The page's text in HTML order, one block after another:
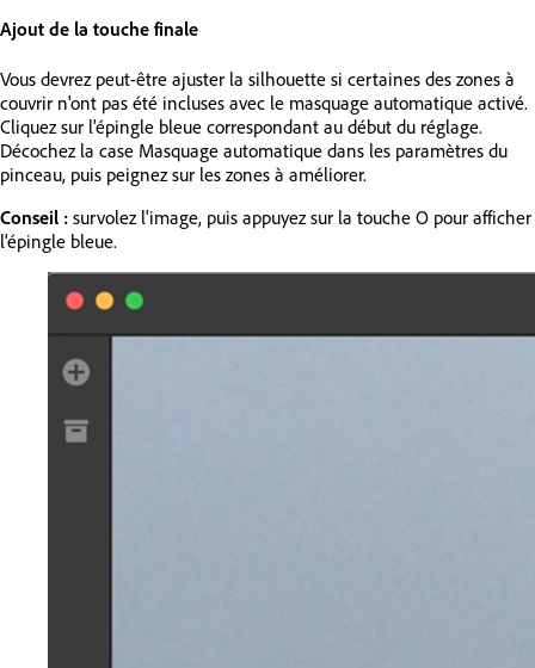
Ajout de la touche finale
Vous devrez peut-être ajuster la silhouette si certaines des zones à
couvrir n'ont pas été incluses avec le masquage automatique activé.
Cliquez sur l'épingle bleue correspondant au début du réglage.
Décochez la case Masquage automatique dans les paramètres du
pinceau, puis peignez sur les zones à améliorer.
Conseil : survolez l'image, puis appuyez sur la touche O pour afficher
l'épingle bleue.